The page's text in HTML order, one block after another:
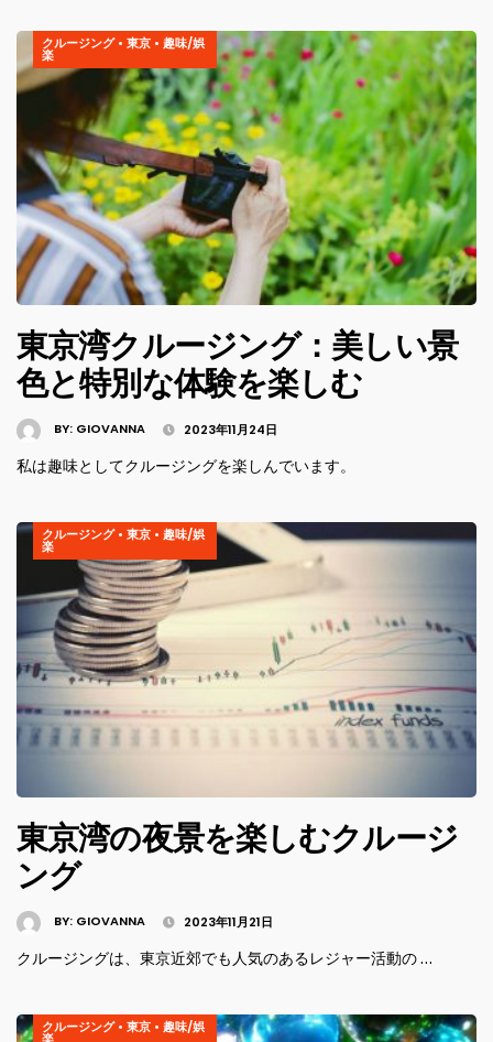
クルージング• 東京 • 趣味/娯
楽
東京湾クルージング：美しい景
色と特別な体験を楽しむ
BY: GIOVANNA 2023年11月24日
私は趣味としてクルージングを楽しんでいます。
クルージング• 東京 • 趣味/娯
楽
東京湾の夜景を楽しむクルージ
ング
BY: GIOVANNA 2023年11月21日
クルージングは、東京近郊でも人気のあるレジャー活動の …
クルージング• 東京 • 趣味/娯
楽